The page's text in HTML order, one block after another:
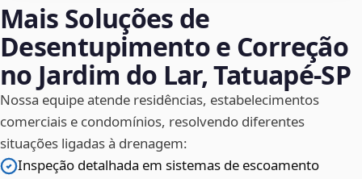
Mais Soluções de
Desentupimento e Correção
no Jardim do Lar, Tatuapé‑SP
Nossa equipe atende residências, estabelecimentos
comerciais e condomínios, resolvendo diferentes
situações ligadas à drenagem:
Inspeção detalhada em sistemas de escoamento